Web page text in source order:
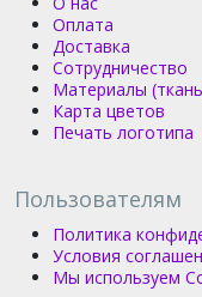
Оплата
Доставка
Сотрудничество
Материалы
Карта цветов
Печать логотипа
Пользователям
Политика
Условия
Мы используем